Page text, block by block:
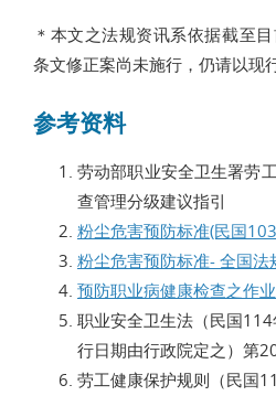
＊本文之法规资讯系依据截至
条文修正案尚未施行，仍请以现
参考资料
劳动部职业安全卫生署劳
查管理分级建议指引
粉尘危害预防标准(民国
粉尘危害预防标准- 全国法
预防职业病健康检查之作
职业安全卫生法（民国
行日期由行政院定之）第
劳工健康保护规则（民国